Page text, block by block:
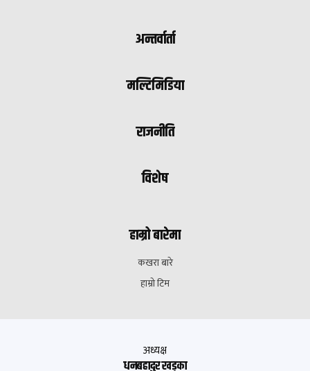
अन्तर्वार्ता
मल्टिमिडिया
राजनीति
विशेष
हाम्रो बारेमा
कखरा बारे
हाम्रो टिम
अध्यक्ष
धनबहादुर खड्का